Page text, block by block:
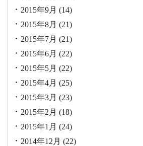
2015年9月 (14)
2015年8月 (21)
2015年7月 (21)
2015年6月 (22)
2015年5月 (22)
2015年4月 (25)
2015年3月 (23)
2015年2月 (18)
2015年1月 (24)
2014年12月 (22)